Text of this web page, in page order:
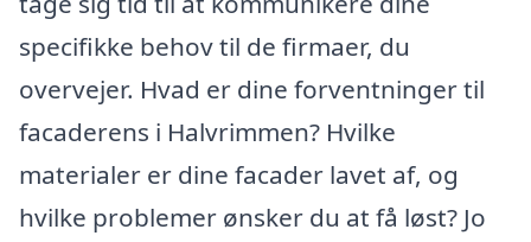
specifikke behov til de firmaer, du
overvejer. Hvad er dine forventninger til
facaderens i Halvrimmen? Hvilke
materialer er dine facader lavet af, og
hvilke problemer ønsker du at få løst? Jo